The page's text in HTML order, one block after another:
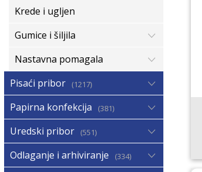
Krede i ugljen
Gumice i šiljila
Nastavna pomagala
Pisaći pribor
1217
Papirna konfekcija 381
Uredski pribor 551
Odlaganje i arhiviranje 334